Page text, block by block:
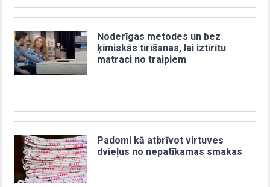
Noderīgas metodes un bez
ķīmiskās tīrīšanas, lai iztīrītu
matraci no traipiem
Padomi kā atbrīvot virtuves
dvieļus no nepatīkamas smakas